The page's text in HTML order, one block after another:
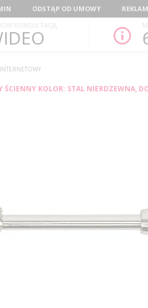
ODSTĄP OD UMOWY
KONSULTACJĘ
ŚCIENNY KOLOR: STAL NIERDZEWNA,